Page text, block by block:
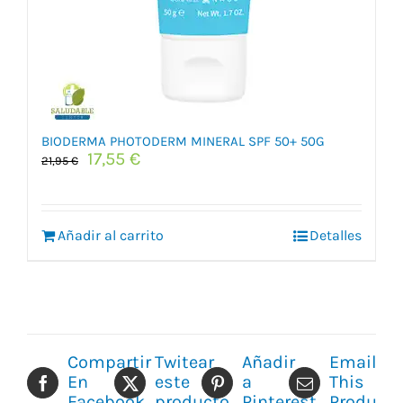
BIODERMA PHOTODERM MINERAL SPF 50+ 50G
21,95€
El
21,95 €.
17,55 €El
17,55 €.
Añadir al carrito Detalles
Compartir
En
Twitear
este
Añadir
a
Email
This